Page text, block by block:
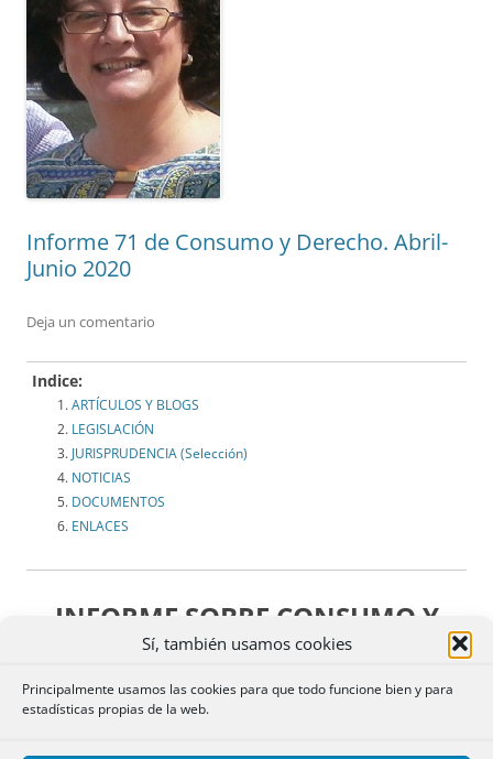
Sí, también usamos cookies
Principalmente usamos las cookies para que todo funcione bien y para
estadísticas propias de la web.
Informe 71 de Consumo y Derecho. Abril-
Junio 2020
Deja un comentario
Indice:
ARTÍCULOS Y BLOGS
LEGISLACIÓN
JURISPRUDENCIA (Selección)
NOTICIAS
DOCUMENTOS
ENLACES
INFORME SOBRE CONSUMO Y
DERECHO
ABRIL – MAYO – JUNIO 2020